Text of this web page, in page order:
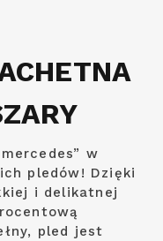
w
pledów! Dzięki
i delikatnej
pled jest